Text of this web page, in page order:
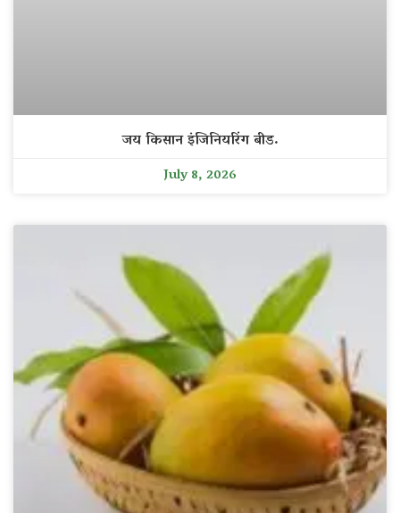
जय किसान इंजिनियरिंग बीड.
July 8, 2026